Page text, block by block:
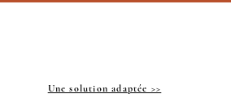
Une solution adaptée >>